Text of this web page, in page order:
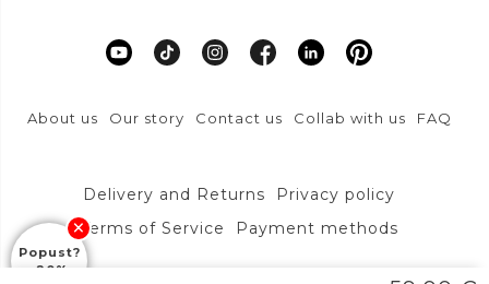
About us Our story Contact us Collab with us FAQ
Delivery and Returns
Privacy policy
Terms of Service
Payment methods
Popust?
-20%